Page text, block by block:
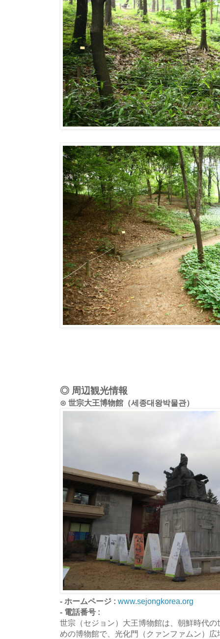
◎ 周辺観光情報
⊙ 世宗大王博物館（세종대왕박물관）
- ホームページ : www.sejongkorea.org
- 電話番号 :
世宗（セジョン）大王博物館は、朝鮮時代
めの博物館で、光化門（クァンファムン）